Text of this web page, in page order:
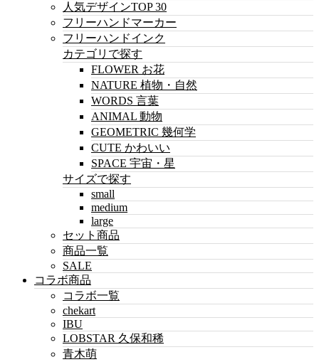
人気デザインTOP 30
フリーハンドマーカー
フリーハンドインク
カテゴリで探す
FLOWER お花
NATURE 植物・自然
WORDS 言葉
ANIMAL 動物
GEOMETRIC 幾何学
CUTE かわいい
SPACE 宇宙・星
サイズで探す
small
medium
large
セット商品
商品一覧
SALE
コラボ商品
コラボ一覧
chekart
IBU
LOBSTAR 久保和稀
青木萌